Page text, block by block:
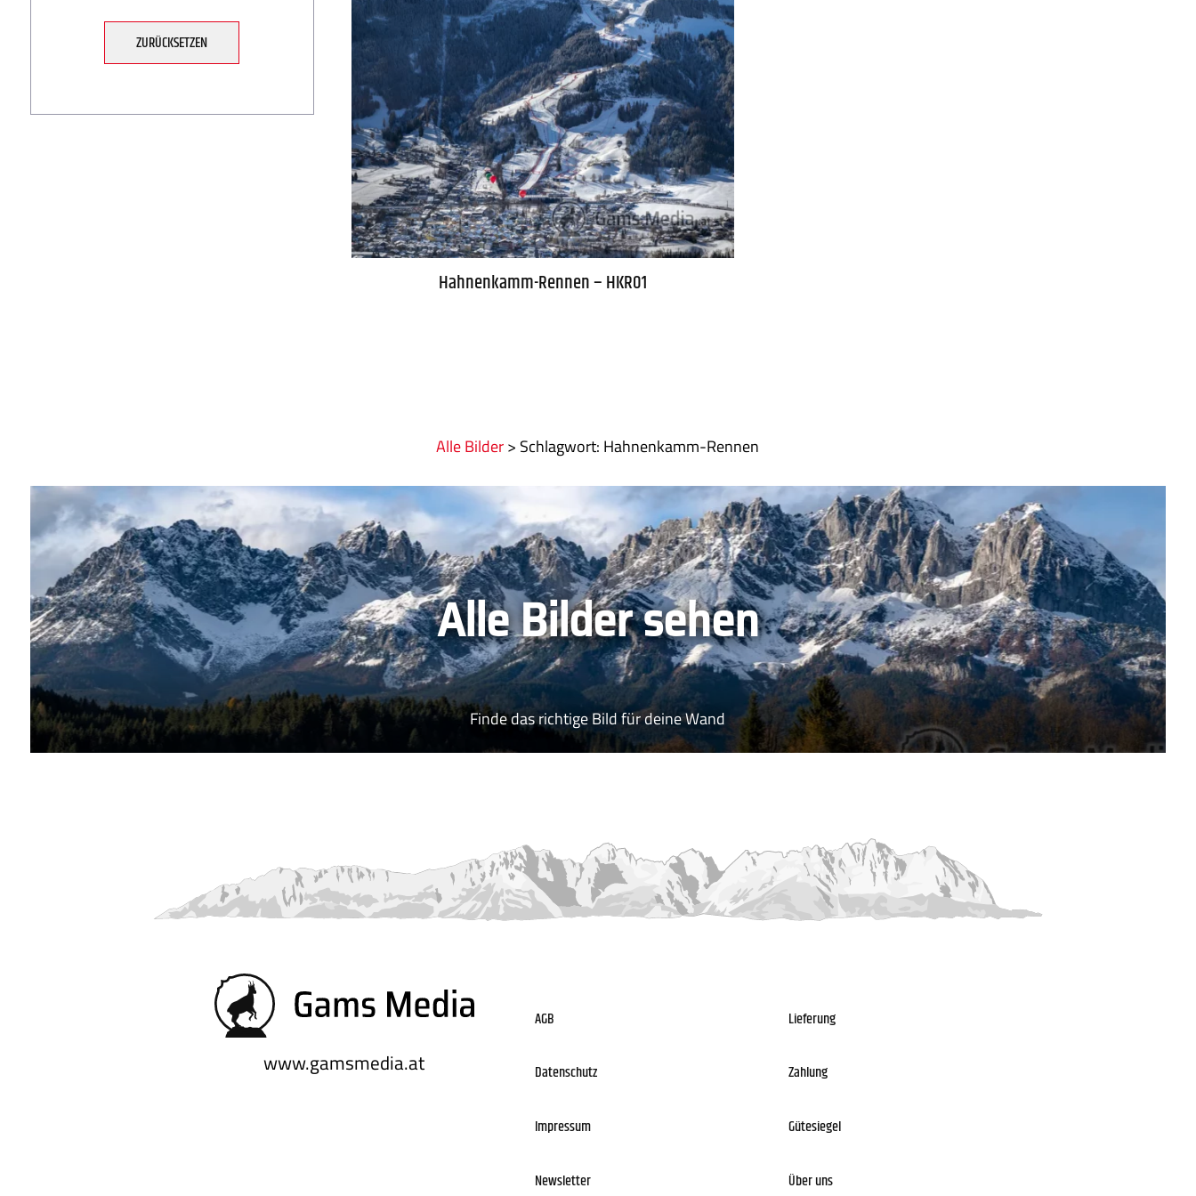
Hahnenkamm-Rennen – HKR01
ZURÜCKSETZEN
Alle Bilder> : Hahnenkamm-Rennen
Alle Bilder sehen
Finde das richtige Bild für deine Wand
www.gamsmedia.at
AGB
Datenschutz
Impressum
Newsletter
Lieferung
Zahlung
Gütesiegel
Über uns